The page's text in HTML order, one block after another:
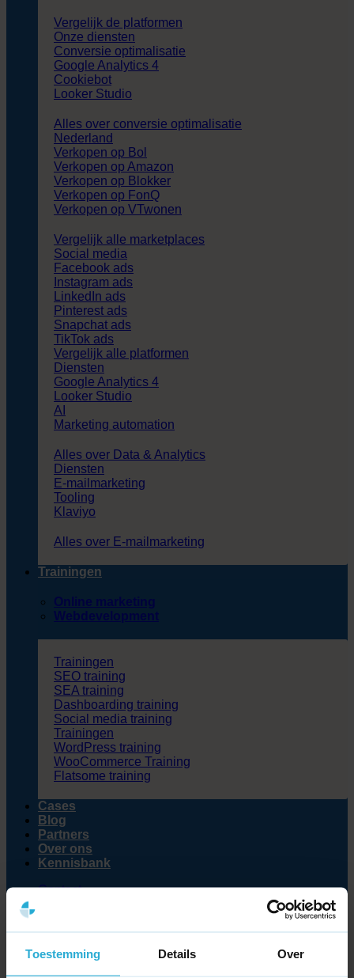
Toestemming Details Over
Vergelijk de platformen
Onze diensten
Conversie optimalisatie
Google Analytics 4
Cookiebot
Looker Studio
Alles over conversie optimalisatie
Nederland
Verkopen op Bol
Verkopen op Amazon
Verkopen op Blokker
Verkopen op FonQ
Verkopen op VTwonen
Vergelijk alle marketplaces
Social media
Facebook ads
Instagram ads
LinkedIn ads
Pinterest ads
Snapchat ads
TikTok ads
Vergelijk alle platformen
Diensten
Google Analytics 4
Looker Studio
AI
Marketing automation
Alles over Data & Analytics
Diensten
E-mailmarketing
Tooling
Klaviyo
Alles over E-mailmarketing
Trainingen
Online marketing
Webdevelopment
Trainingen
SEO training
SEA training
Dashboarding training
Social media training
Trainingen
WordPress training
WooCommerce Training
Flatsome training
Cases
Blog
Partners
Over ons
Kennisbank
Contact
naar: